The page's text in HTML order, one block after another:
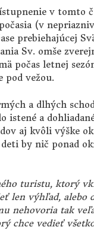
v tomto
(v
prebiehajúcej
Sv. omše
počas letnej
pod vežou.
a dlhých
istené a
aj kvôli výške
by nič ponad
turistu, ktorý
len výhľad, alebo
nehovoria tak
chce vedieť